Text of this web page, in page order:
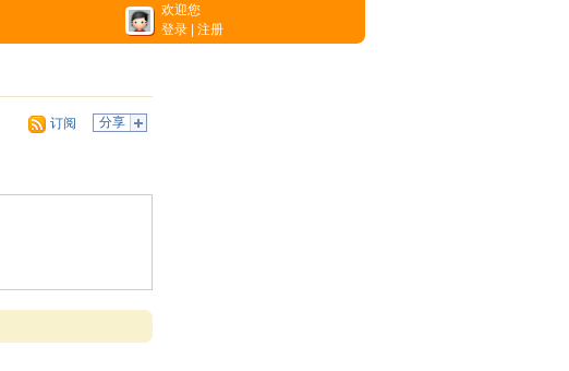
欢迎您
登录
注册
分享
订阅